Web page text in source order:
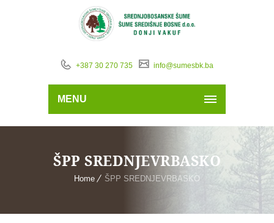
+387 30 270 735 info@sumesbk.ba
MENU
ŠPP SREDNJEVRBASKO
Home ŠPP SREDNJEVRBASKO